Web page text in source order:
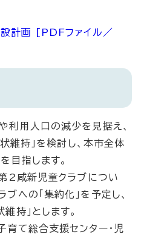
計画 [PDFファイル／
利用人口の減少を見据え、
状維持」を検討し、本市全体
目指します。
第2咸新児童クラブについ
への「集約化」を予定し、
持」とします。
育て総合支援センター・児